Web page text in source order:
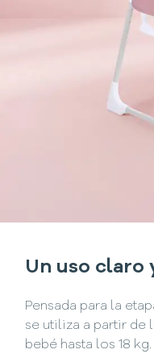
Un uso claro
Pensada para la
se utiliza a partir de
bebé hasta los 18 kg.